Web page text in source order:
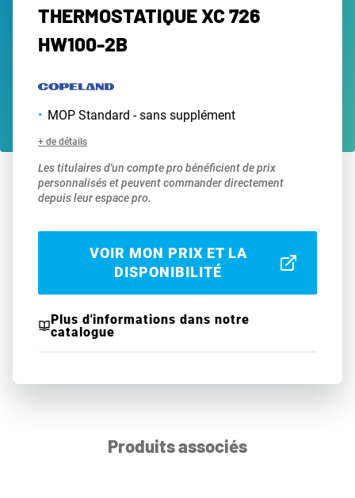
THERMOSTATIQUE XC 726
HW100-2B
MOP Standard - sans supplément
+ de détails
Les titulaires d'un compte pro bénéficient de prix
personnalisés et peuvent commander directement
depuis leur espace pro.
VOIR MON PRIX ET LA
DISPONIBILITÉ
Plus d'informations dans notre
catalogue
Produits associés